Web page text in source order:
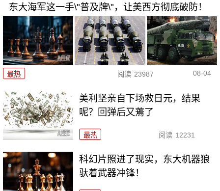
东大海军这一手\"普及牌\"，让美西方彻底破防！
最热 阅读 23987 08-04
美利坚亲自下场救日元，结果
呢？回弹后又蔫了
最热 阅读 12231
科幻片照进了现实，东大机器狼
驮着武器冲锋！